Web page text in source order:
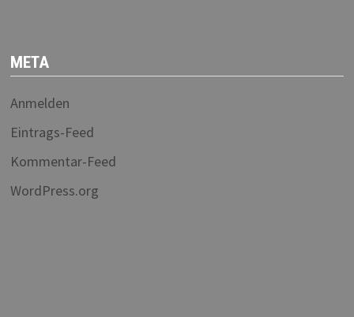
META
Anmelden
Eintrags-Feed
Kommentar-Feed
WordPress.org